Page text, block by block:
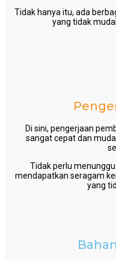
Tidak hanya itu, ada
yang tidak
Di sini, pengerjaan
sangat cepat dan
Tidak perlu
mendapatkan seragam
yang